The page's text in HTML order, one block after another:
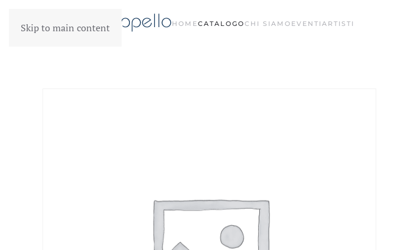
Skip to main content HOMECATALOGOCHI SIAMO EVENTI ARTISTI